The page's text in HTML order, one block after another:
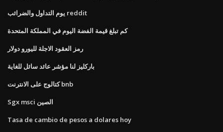
يوم التداول والضرائب reddit
كم تبلغ قيمة الفضة اليوم في المملكة المتحدة
رمز العقود الاجلة لليورو دولار
باركليز لنا مؤشر عائد سائل للغاية
كتالوج على الانترنت bnb
Sgx msci الصين
Tasa de cambio de pesos a dolares hoy